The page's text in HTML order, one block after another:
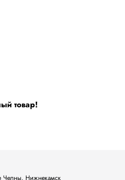
товар!
Челны, Нижнекамск